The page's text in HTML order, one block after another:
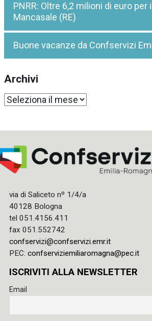
PNRR: Oltre 6,2 milioni di euro per
Mancasale (RE)
Buone vacanze da Confservizi
Archivi
Archivi
via di Saliceto nº 1/4/a
40128 Bologna
tel 051.4156.411
fax 051.552742
confservizi@confservizi.emr.it
PEC: confserviziemiliaromagna@pec.it
ISCRIVITI ALLA NEWSLETTER
Email